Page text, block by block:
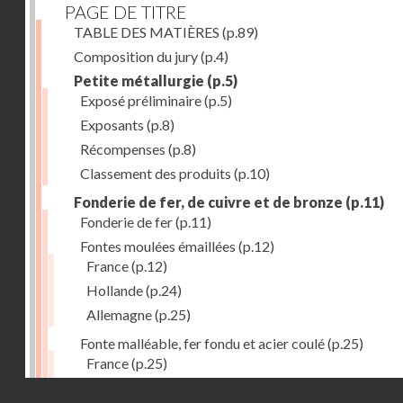
PAGE DE TITRE
TABLE DES MATIÈRES (p.89)
Composition du jury(p.4)
Petite métallurgie (p.5)
Exposé préliminaire(p.5)
Exposants (p.8)
Récompenses (p.8)
Classement des produits (p.10)
Fonderie de fer, de cuivre et de bronze (p.11)
Fonderie de fer(p.11)
Fontes moulées émaillées (p.12)
France(p.12)
Hollande(p.24)
Allemagne(p.25)
Fonte malléable, fer fondu et acier coulé(p.25)
France(p.25)